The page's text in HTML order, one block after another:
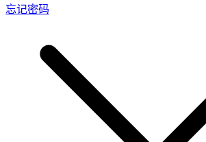
忘记密码